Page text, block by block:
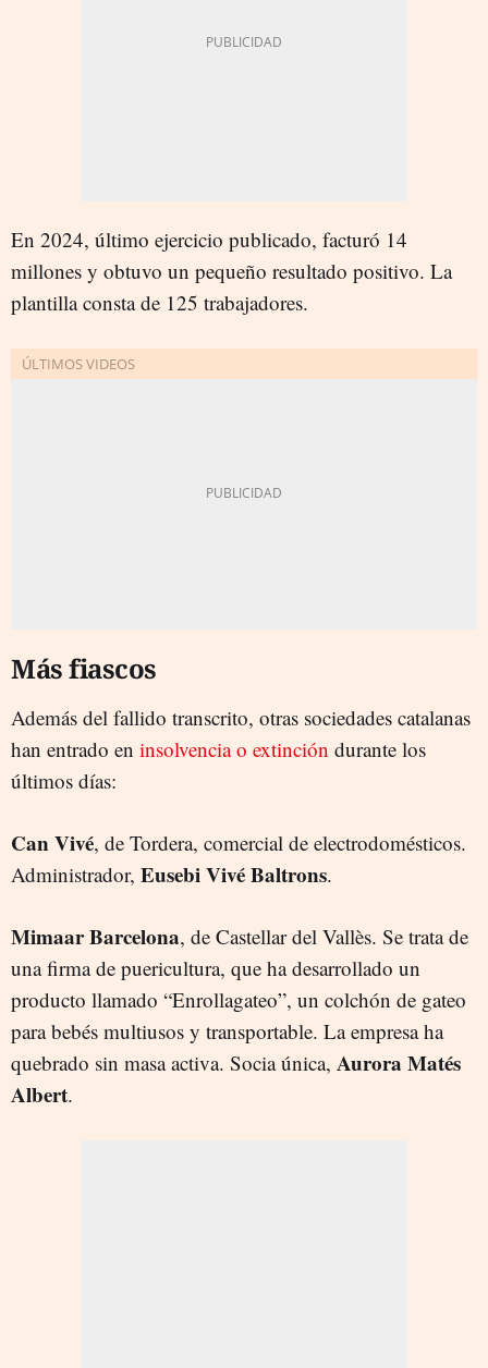
En 2024, último ejercicio publicado, facturó 14
millones y obtuvo un pequeño resultado positivo. La
plantilla consta de 125 trabajadores.
Más fiascos
Además del fallido transcrito, otras sociedades catalanas
han entrado en insolvencia o extinción durante los
últimos días:
Can Vivé, de Tordera, comercial de electrodomésticos.
Administrador, Eusebi Vivé Baltrons.
Mimaar Barcelona, de Castellar del Vallès. Se trata de
una firma de puericultura, que ha desarrollado un
producto llamado “Enrollagateo”, un colchón de gateo
para bebés multiusos y transportable. La empresa ha
quebrado sin masa activa. Socia única, Aurora Matés
Albert.